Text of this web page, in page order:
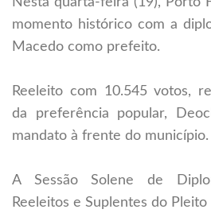
momento histórico com a
Macedo como prefeito.
Reeleito com 10.545 votos,
da preferência popular,
mandato à frente do município.
A Sessão Solene de
Reeleitos e Suplentes do